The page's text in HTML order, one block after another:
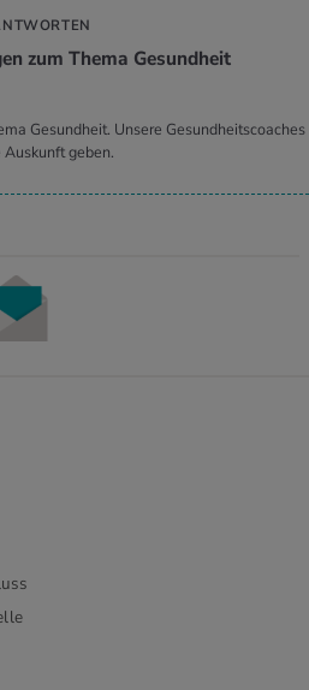
zum Thema Ge­sund­heit
Gesundheit. Unsere Gesundheitscoaches
geben.